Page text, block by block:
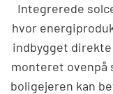
Integrerede
hvor
indbygget
monteret ovenpå
boligejeren kan